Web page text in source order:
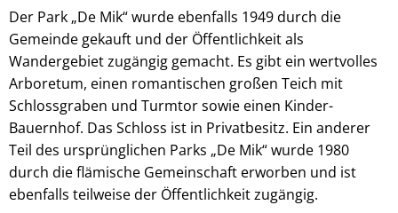
Der Park „De Mik“ wurde ebenfalls 1949 durch die
Gemeinde gekauft und der Öffentlichkeit als
Wandergebiet zugängig gemacht. Es gibt ein wertvolles
Arboretum, einen romantischen großen Teich mit
Schlossgraben und Turmtor sowie einen Kinder-
Bauernhof. Das Schloss ist in Privatbesitz. Ein anderer
Teil des ursprünglichen Parks „De Mik“ wurde 1980
durch die flämische Gemeinschaft erworben und ist
ebenfalls teilweise der Öffentlichkeit zugängig.